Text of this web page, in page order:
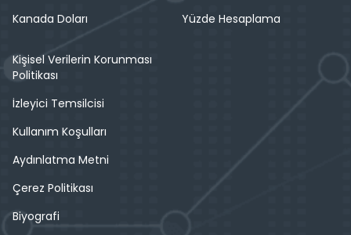
Kanada Doları
Yüzde Hesaplama
Kişisel Verilerin Korunması
Politikası
İzleyici Temsilcisi
Kullanım Koşulları
Aydınlatma Metni
Çerez Politikası
Biyografi